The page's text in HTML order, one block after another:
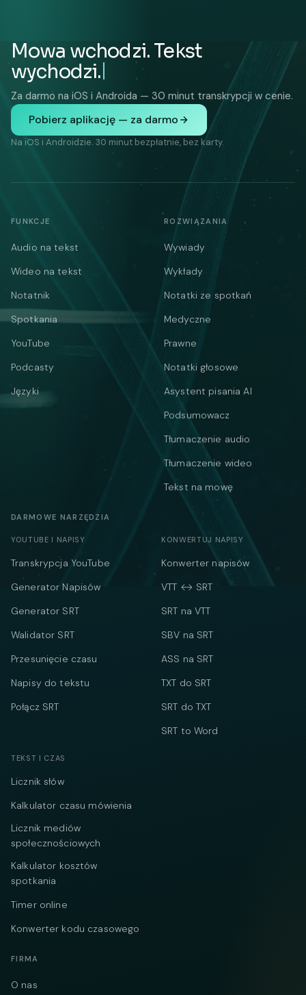
Mowa wchodzi. Tekst
wychodzi.
Za darmo na iOS i Androida — 30 minut transkrypcji w cenie.
Pobierz aplikację — za darmo
Na iOS i Androidzie. 30 minut bezpłatnie, bez karty.
FUNKCJE
Audio na tekst
Wideo na tekst
Notatnik
Spotkania
YouTube
Podcasty
Języki
ROZWIĄZANIA
Wywiady
Wykłady
Notatki ze spotkań
Medyczne
Prawne
Notatki głosowe
Asystent pisania AI
Podsumowacz
Tłumaczenie audio
Tłumaczenie wideo
Tekst na mowę
DARMOWE NARZĘDZIA
YOUTUBE I NAPISY
Transkrypcja YouTube
Generator Napisów
Generator SRT
Walidator SRT
Przesunięcie czasu
Napisy do tekstu
Połącz SRT
KONWERTUJ NAPISY
Konwerter napisów
VTT ↔ SRT
SRT na VTT
SBV na SRT
ASS na SRT
TXT do SRT
SRT do TXT
SRT to Word
TEKST I CZAS
Licznik słów
Kalkulator czasu mówienia
Licznik mediów
społecznościowych
Kalkulator kosztów
spotkania
Timer online
Konwerter kodu czasowego
FIRMA
O nas